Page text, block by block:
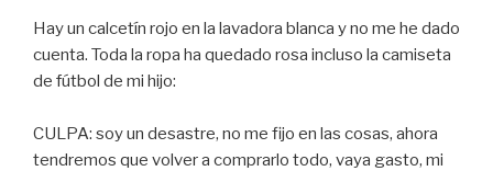
Hay un calcetín rojo en la lavadora blanca y no me he dado
cuenta. Toda la ropa ha quedado rosa incluso la camiseta
de fútbol de mi hijo:
CULPA: soy un desastre, no me fijo en las cosas, ahora
tendremos que volver a comprarlo todo, vaya gasto, mi